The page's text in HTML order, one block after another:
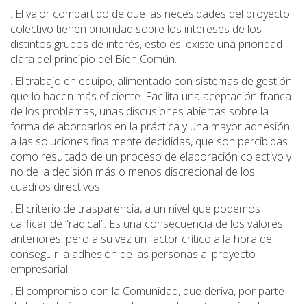
. El valor compartido de que las necesidades del proyecto
colectivo tienen prioridad sobre los intereses de los
distintos grupos de interés, esto es, existe una prioridad
clara del principio del Bien Común.
. El trabajo en equipo, alimentado con sistemas de gestión
que lo hacen más eficiente. Facilita una aceptación franca
de los problemas, unas discusiones abiertas sobre la
forma de abordarlos en la práctica y una mayor adhesión
a las soluciones finalmente decididas, que son percibidas
como resultado de un proceso de elaboración colectivo y
no de la decisión más o menos discrecional de los
cuadros directivos.
. El criterio de trasparencia, a un nivel que podemos
calificar de “radical”. Es una consecuencia de los valores
anteriores, pero a su vez un factor crítico a la hora de
conseguir la adhesión de las personas al proyecto
empresarial.
. El compromiso con la Comunidad, que deriva, por parte